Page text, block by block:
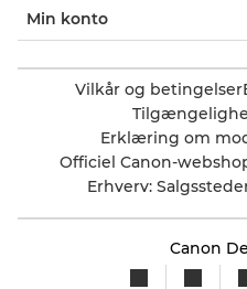
Min konto
Vilkår og betingelser
Erklæring om
Officiel Canon-
Erhverv:
Canon